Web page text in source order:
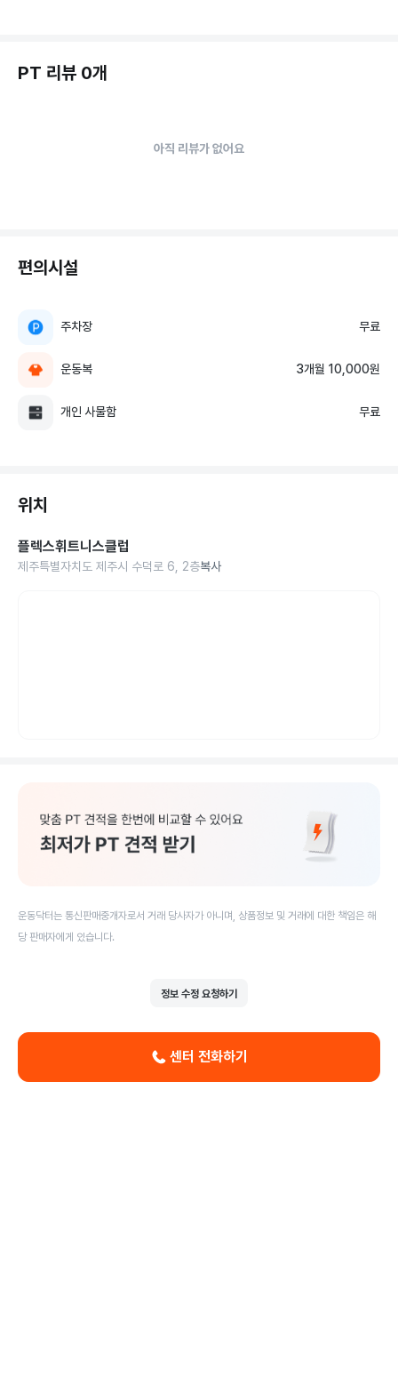
PT 리뷰 0개
아직 리뷰가 없어요
편의시설
주차장 무료
운동복 3개월 10,000원
개인 사물함 무료
위치
플렉스휘트니스클럽
제주특별자치도 제주시 수덕로 6, 2층복사
운동닥터는 통신판매중개자로서 거래 당사자가 아니며, 상품정보 및 거래에 대한 책임은 해
당 판매자에게 있습니다.
정보 수정 요청하기
센터 전화하기